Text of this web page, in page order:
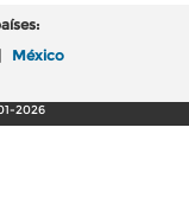
| México
2026